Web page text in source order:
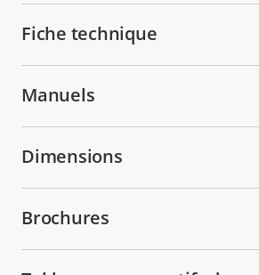
Fiche technique
Manuels
Dimensions
Brochures